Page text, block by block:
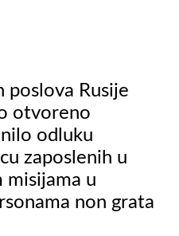
poslova Rusije
otvoreno
odluku
zaposlenih u
misijama u
non grata